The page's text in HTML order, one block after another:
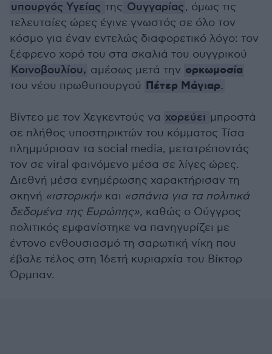
υπουργός Υγείας της Ουγγαρίας, όμως τις
τελευταίες ώρες έγινε γνωστός σε όλο τον
κόσμο για έναν εντελώς διαφορετικό λόγο: τον
ξέφρενο χορό του στα σκαλιά του ουγγρικού
Κοινοβουλίου, αμέσως μετά την ορκωμοσία
του νέου πρωθυπουργού Πέτερ Μάγιαρ.
Βίντεο με τον Χεγκεντούς να χορεύει μπροστά
σε πλήθος υποστηρικτών του κόμματος Τίσα
πλημμύρισαν τα social media, μετατρέποντάς
τον σε viral φαινόμενο μέσα σε λίγες ώρες.
Διεθνή μέσα ενημέρωσης χαρακτήρισαν τη
σκηνή «ιστορική» και «σπάνια για τα πολιτικά
δεδομένα της Ευρώπης», καθώς ο Ούγγρος
πολιτικός εμφανίστηκε να πανηγυρίζει με
έντονο ενθουσιασμό τη σαρωτική νίκη που
έβαλε τέλος στη 16ετή κυριαρχία του Βίκτορ
Όρμπαν.